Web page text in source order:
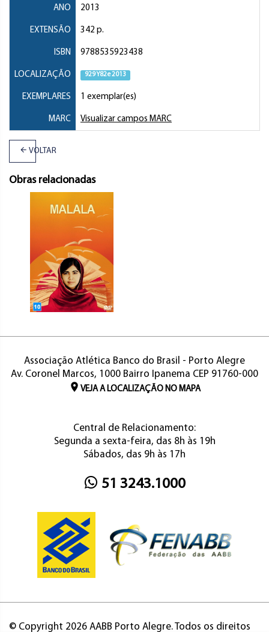
ANO 2013
EXTENSÃO 342 p.
ISBN 9788535923438
LOCALIZAÇÃO 929 Y82e 2013
EXEMPLARES 1 exemplar(es)
MARC Visualizar campos MARC
VOLTAR
Obras relacionadas
Associação Atlética Banco do Brasil - Porto Alegre
Av. Coronel Marcos, 1000 Bairro Ipanema CEP 91760-000
VEJA A LOCALIZAÇÃO NO MAPA
Central de Relacionamento:
Segunda a sexta-feira, das 8h às 19h
Sábados, das 9h às 17h
51 3243.1000
© Copyright 2026 AABB Porto Alegre. Todos os direitos